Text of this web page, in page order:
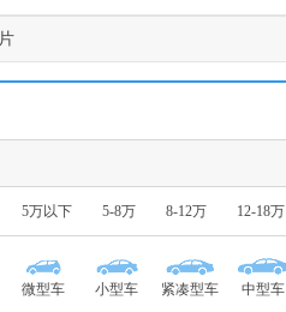
5万以下 5-8万 8-12万 12-18万
微型车
小型车 紧凑型车 中型车